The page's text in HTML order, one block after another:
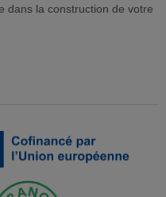
dans la construction de votre